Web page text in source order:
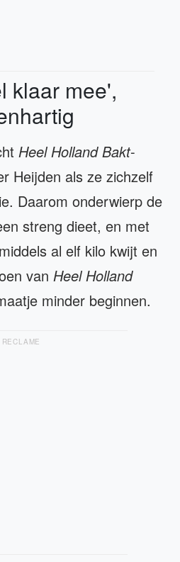
klaar mee',
Heel Holland Bakt-
Heijden als ze zichzelf
Daarom onderwierp de
streng dieet, en met
al elf kilo kwijt en
van Heel Holland
minder beginnen.
RECLAME